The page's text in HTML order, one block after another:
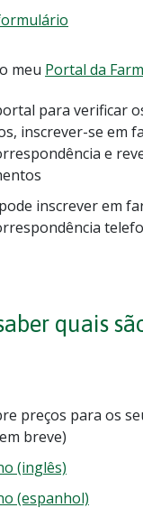
meu Portal da
para verificar
inscrever-se em
e
inscrever em
quais
preços para os
breve)
(inglês)
(espanhol)